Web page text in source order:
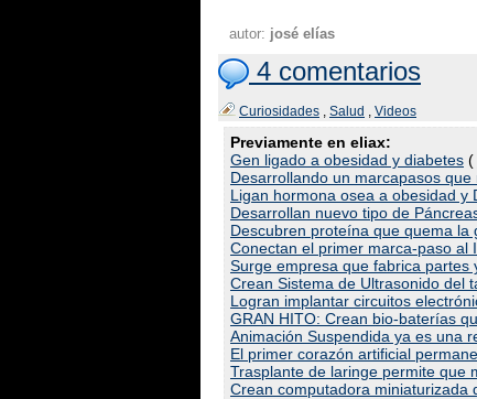
autor: josé elías
4 comentarios
Curiosidades , Salud , Videos
Previamente en eliax:
Gen ligado a obesidad y diabetes (
Desarrollando un marcapasos
Ligan hormona osea a obesidad y
Desarrollan nuevo tipo de
Descubren proteína que quema la
Conectan el primer marca-paso al
Surge empresa que fabrica partes
Crean Sistema de Ultrasonido del
Logran implantar circuitos
GRAN HITO: Crean bio-baterías
Animación Suspendida ya es una
El primer corazón artificial
Trasplante de laringe permite que
Crean computadora miniaturizada